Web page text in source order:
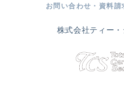
お問い合わせ・資料請
株式会社ティー